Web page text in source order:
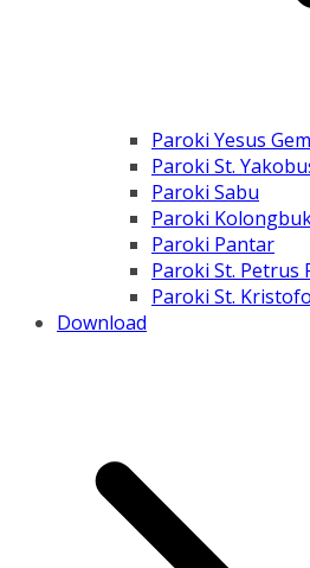
Paroki Yesus
Paroki St.
Paroki Sabu
Paroki
Paroki Pantar
Paroki St. Petrus
Paroki St.
Download